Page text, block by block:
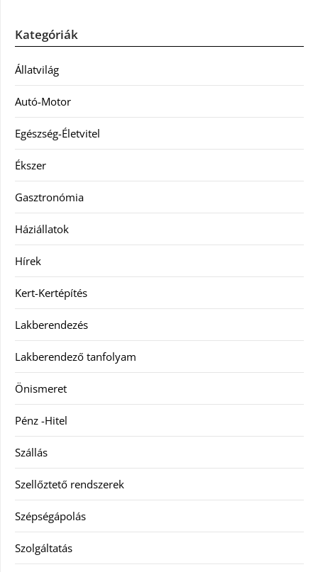
Kategóriák
Állatvilág
Autó-Motor
Egészség-Életvitel
Ékszer
Gasztronómia
Háziállatok
Hírek
Kert-Kertépítés
Lakberendezés
Lakberendező tanfolyam
Önismeret
Pénz -Hitel
Szállás
Szellőztető rendszerek
Szépségápolás
Szolgáltatás